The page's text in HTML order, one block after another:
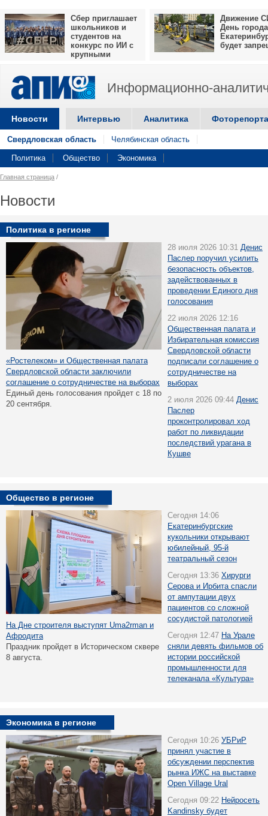
Сбер приглашает
школьников и
студентов на
конкурс по ИИ с
крупными
Движение
День города
будет
Информационно-
Новости Интервью Аналитика
Свердловская область Челябинская область
Политика Общество Экономика
Главная страница /
Новости
Политика в регионе
«Ростелеком» и Общественная палата
Свердловской области заключили
соглашение о сотрудничестве на выборах
Единый день голосования пройдет с 18 по
20 сентября.
28 июля 2026 10:31 Денис
Паслер поручил усилить
безопасность объектов,
задействованных в
проведении Единого дня
голосования
22 июля 2026 12:16
Общественная палата и
Избирательная комиссия
Свердловской области
подписали соглашение о
сотрудничестве на
выборах
2 июля 2026 09:44 Денис
Паслер
проконтролировал ход
работ по ликвидации
последствий урагана в
Кушве
Общество в регионе
На Дне строителя выступят Uma2rman и
Афродита
Праздник пройдет в Историческом сквере
8 августа.
Сегодня 14:06
Екатеринбургские
кукольники открывают
юбилейный, 95-й
театральный сезон
Сегодня 13:36 Хирурги
Серова и Ирбита спасли
от ампутации двух
пациентов со сложной
сосудистой патологией
Сегодня 12:47 На Урале
сняли девять фильмов об
истории российской
промышленности для
телеканала «Культура»
Экономика в регионе
Сегодня 10:26 УБРиР
принял участие в
обсуждении перспектив
рынка ИЖС на выставке
Open Village Ural
Сегодня 09:22 Нейросеть
Kandinsky будет